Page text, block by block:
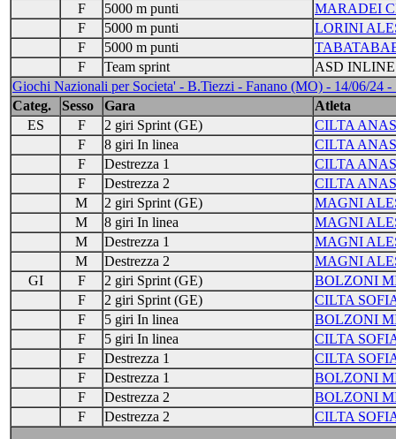
F
5000 m punti
MARADEI
F
5000 m punti
LORINI
F
5000 m punti
F
Team sprint
ASD INLINE
Giochi Nazionali per Societa' - B.Tiezzi - Fanano (MO) - 14/06/24
Categ.
Sesso Gara
Atleta
ES
F 2 giri Sprint (GE)
CILTA
F
8 giri In linea
CILTA
F
Destrezza 1
CILTA
F
Destrezza 2
CILTA
M
2 giri Sprint (GE)
MAGNI
M
8 giri In linea
MAGNI
M
Destrezza 1
MAGNI
M
Destrezza 2
MAGNI
GI
F 2 giri Sprint (GE)
BOLZONI
F
2 giri Sprint (GE)
CILTA
F
5 giri In linea
BOLZONI
F
5 giri In linea
CILTA
F
Destrezza 1
CILTA
F
Destrezza 1
BOLZONI
F
Destrezza 2
BOLZONI
F
Destrezza 2 CILTA